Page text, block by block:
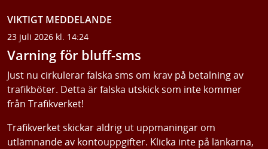
VIKTIGT MEDDELANDE
23 juli 2026 kl. 14:24
Varning för bluff-sms
Just nu cirkulerar falska sms om krav på betalning av
trafikböter. Detta är falska utskick som inte kommer
från Trafikverket!
Trafikverket skickar aldrig ut uppmaningar om
utlämnande av kontouppgifter. Klicka inte på länkarna,